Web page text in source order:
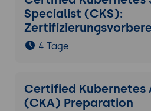
Specialist (CKS):
4 Tage
Certified Kubernetes
(CKA) Preparation